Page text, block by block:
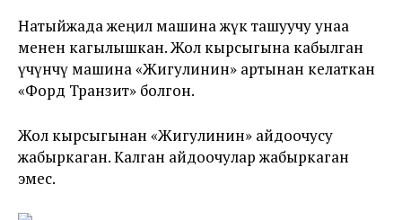
Натыйжада жеңил машина жүк ташуучу унаа
менен кагылышкан. Жол кырсыгына кабылган
үчүнчү машина «Жигулинин» артынан келаткан
«Форд Транзит» болгон.
Жол кырсыгынан «Жигулинин» айдоочусу
жабыркаган. Калган айдоочулар жабыркаган
эмес.